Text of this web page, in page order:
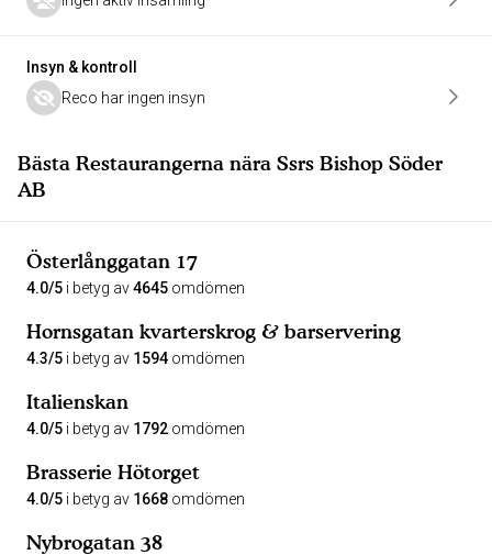
Insyn & kontroll
Reco har ingen insyn
Bästa Restaurangerna nära Ssrs Bishop Söder
AB
Österlånggatan 17
4.0/5 i betyg av4645 omdömen
Hornsgatan kvarterskrog & barservering
4.3/5 i betyg av 1594 omdömen
Italienskan
4.0/5 i betyg av 1792 omdömen
Brasserie Hötorget
4.0/5 i betyg av 1668 omdömen
Nybrogatan 38